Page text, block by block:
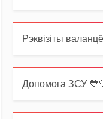
Рэквізіты
Допомога ЗСУ